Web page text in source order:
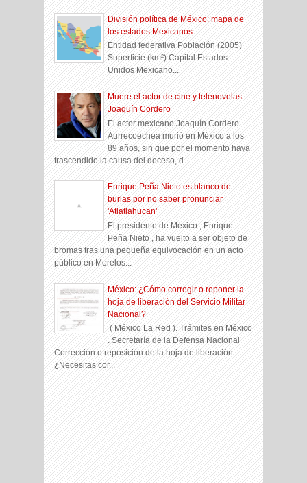
División política de México: mapa de
los estados Mexicanos
Entidad federativa Población (2005)
Superficie (km²) Capital Estados
Unidos Mexicano...
Muere el actor de cine y telenovelas
Joaquín Cordero
El actor mexicano Joaquín Cordero
Aurrecoechea murió en México a los
89 años, sin que por el momento haya
trascendido la causa del deceso, d...
Enrique Peña Nieto es blanco de
burlas por no saber pronunciar
'Atlatlahucan'
El presidente de México , Enrique
Peña Nieto , ha vuelto a ser objeto de
bromas tras una pequeña equivocación en un acto
público en Morelos...
México: ¿Cómo corregir o reponer la
hoja de liberación del Servicio Militar
Nacional?
( México La Red ). Trámites en México
. Secretaría de la Defensa Nacional
Corrección o reposición de la hoja de liberación
¿Necesitas cor...